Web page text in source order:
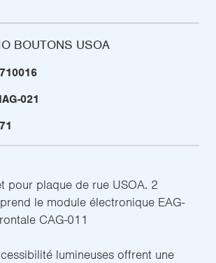
BOUTONS USOA
021
pour plaque de rue USOA. 2
le module électronique EAG-
CAG-011
lumineuses offrent une